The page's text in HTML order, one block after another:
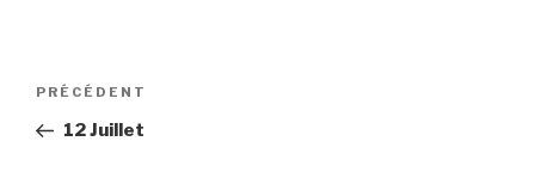
Navigation
l’article
Article
précédent
PRÉCÉDENT
12 Juillet